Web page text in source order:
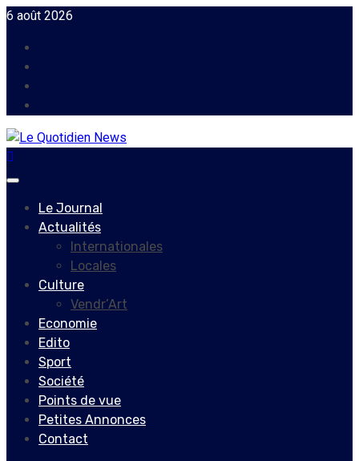
Skip
content
6 août 2026
Primary
Le Journal
Actualités
Internationales
Locales
Culture
Vendr’Art
Economie
Edito
Sport
Société
Points de vue
Petites Annonces
Contact